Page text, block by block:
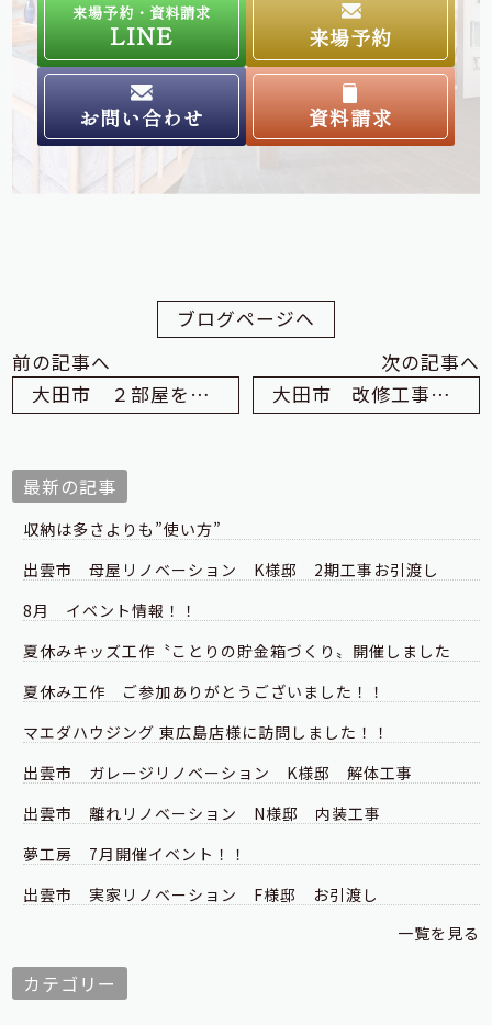
来場予約・資料請求
LINE 来場予約
お問い合わせ 資料請求
ブログページへ
前の記事へ
大田市 ２部屋を１部屋へ 改修工事 S様邸 内装工事
次の記事へ
大田市 改修工事 I様邸
最新の記事
収納は多さよりも”使い方”
出雲市 母屋リノベーション K様邸 2期工事お引渡し
8月 イベント情報！！
夏休みキッズ工作〝ことりの貯金箱づくり〟開催しました
夏休み工作 ご参加ありがとうございました！！
マエダハウジング 東広島店様に訪問しました！！
出雲市 ガレージリノベーション K様邸 解体工事
出雲市 離れリノベーション N様邸 内装工事
夢工房 7月開催イベント！！
出雲市 実家リノベーション F様邸 お引渡し
一覧を見る
カテゴリー